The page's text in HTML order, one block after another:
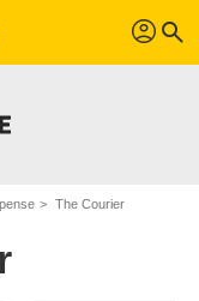
profil search
The Courier